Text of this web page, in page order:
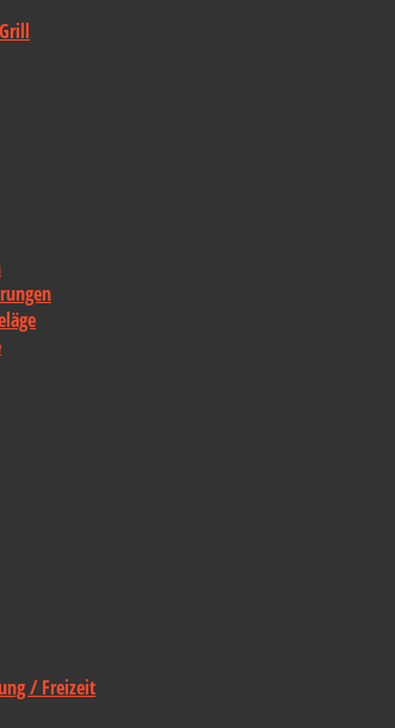
/ Freizeit